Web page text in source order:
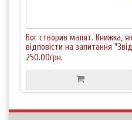
Бог створив малят. Книжка,
відповісти на запитання
250.00грн.